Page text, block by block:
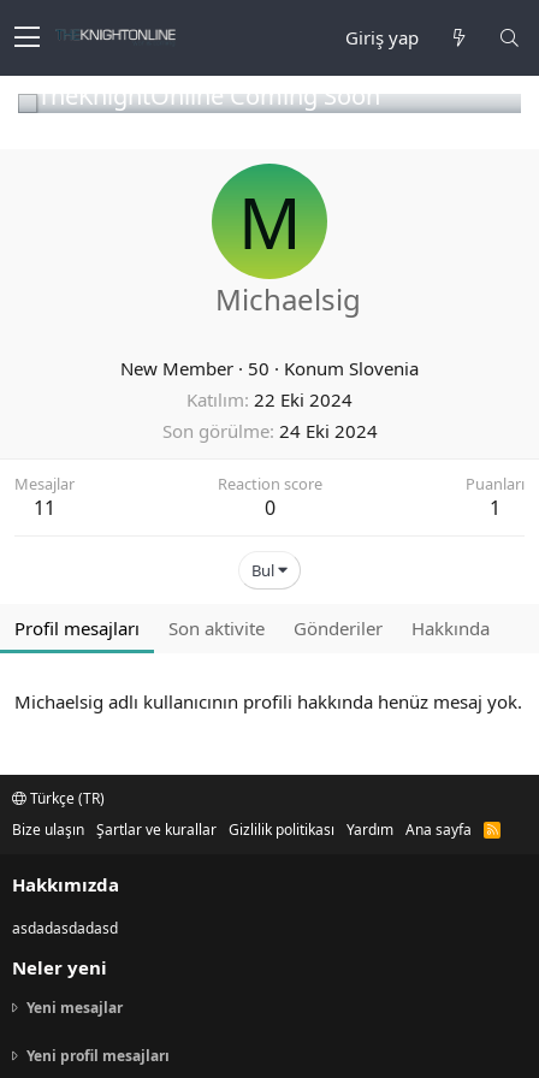
Giriş yap
TheKnightOnline Coming Soon
M
Michaelsig
New Member · 50 · Konum Slovenia
Katılım 22 Eki 2024
Son görülme 24 Eki 2024
Mesajlar
11
Reaction score
0
Puanları
1
Bul
Profil mesajları Son aktivite Gönderiler Hakkında
Michaelsig adlı kullanıcının profili hakkında henüz mesaj yok.
Türkçe (TR)
Bize ulaşın Şartlar ve kurallar Gizlilik politikası Yardım Ana sayfa
R
Hakkımızda
asdadasdadasd
Neler yeni
Yeni mesajlar
Yeni profil mesajları